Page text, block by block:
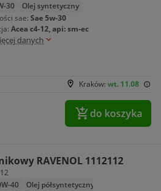
30
Olej syntetyczny
sae: Sae 5w-30
Acea c4-12, api: sm-ec
danych
Kraków: wt. 11.08
do koszyka
RAVENOL 1112112
40
Olej półsyntetyczny